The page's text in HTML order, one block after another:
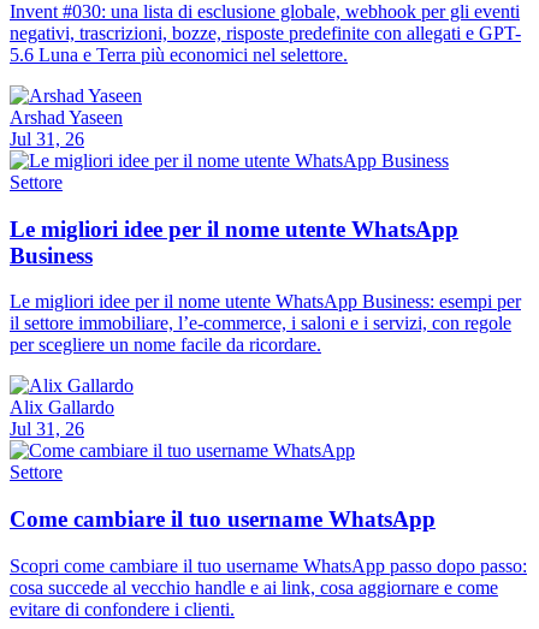
Invent #030: una lista di esclusione globale, webhook per gli eventi
negativi, trascrizioni, bozze, risposte predefinite con allegati e GPT-
5.6 Luna e Terra più economici nel selettore.
Arshad Yaseen
Jul 31, 26
Settore
Le migliori idee per il nome utente WhatsApp
Business
Le migliori idee per il nome utente WhatsApp Business: esempi per
il settore immobiliare, l’e-commerce, i saloni e i servizi, con regole
per scegliere un nome facile da ricordare.
Alix Gallardo
Jul 31, 26
Settore
Come cambiare il tuo username WhatsApp
Scopri come cambiare il tuo username WhatsApp passo dopo passo:
cosa succede al vecchio handle e ai link, cosa aggiornare e come
evitare di confondere i clienti.